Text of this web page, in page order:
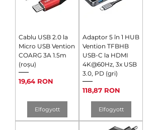
Cablu USB 2.0 la
Micro USB Vention
COARG 3A 1.5m
(roșu)
Ár
19,64 RON
Elfogyott
Adaptor 5 în 1 HUB
Vention TFBHB
USB-C la HDMI
4K@60Hz, 3x USB
3.0, PD (gri)
Ár
118,87 RON
Elfogyott